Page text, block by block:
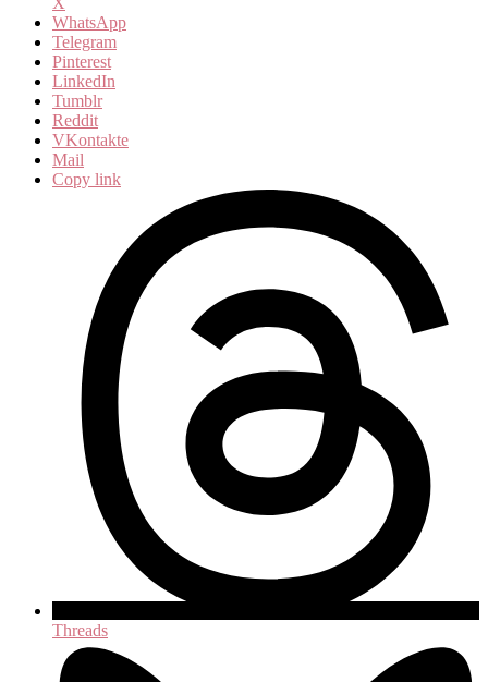
WhatsApp
Telegram
Pinterest
LinkedIn
Tumblr
Reddit
VKontakte
Mail
Copy link
Threads